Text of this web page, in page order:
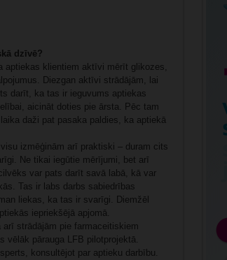
dzīvē?
aptiekas klientiem aktīvi mērīt glikozes,
Diezgan aktīvi strādājām, lai
darīt, ka tas ir ieguvums aptiekas
aicināt doties pie ārsta. Pēc tam
daži pat pasaka paldies, ka aptiekā
izmēģinām arī praktiski – duram cits
Ne tikai iegūtie mērījumi, bet arī
var pats darīt savā labā, kā var
Tas ir labs darbs sabiedrības
liekas, ka tas ir svarīgi. Diemžēl
iepriekšējā apjomā.
arī strādājām pie farmaceitiskiem
vēlāk pārauga LFB pilotprojektā.
konsultējot par aptieku darbību.